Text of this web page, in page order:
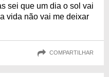
sei que um dia o sol vai
vida não vai me deixar
COMPARTILHAR